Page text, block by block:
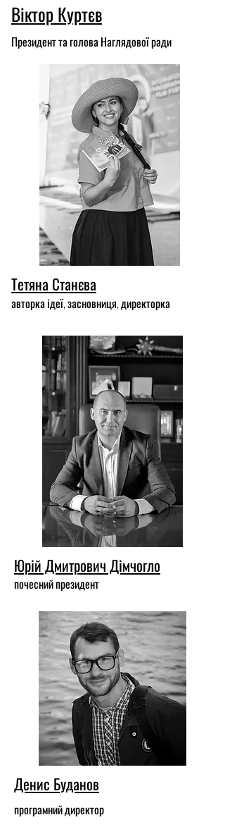
Тетяна Станєва
авторка ідеї, засновниця, директорка
Юрій Дмитрович Дімчогло
почесний президент
Денис Буданов
програмний директор
Віктор Куртєв
Президент та голова Наглядової ради